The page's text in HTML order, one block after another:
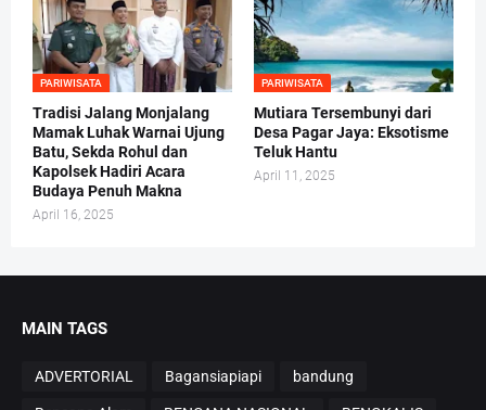
PARIWISATA
Tradisi Jalang Monjalang
Mamak Luhak Warnai Ujung
Batu, Sekda Rohul dan
Kapolsek Hadiri Acara
Budaya Penuh Makna
April 16, 2025
PARIWISATA
Mutiara Tersembunyi dari
Desa Pagar Jaya: Eksotisme
Teluk Hantu
April 11, 2025
MAIN TAGS
ADVERTORIAL Bagansiapiapi bandung